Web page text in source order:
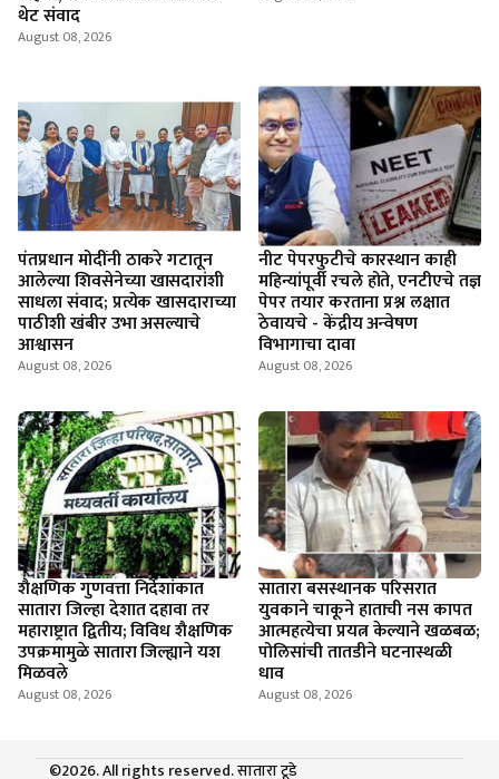
थेट संवाद
August 08, 2026
पंतप्रधान मोदींनी ठाकरे गटातून
आलेल्या शिवसेनेच्या खासदारांशी
साधला संवाद; प्रत्येक खासदाराच्या
पाठीशी खंबीर उभा असल्याचे
आश्वासन
August 08, 2026
नीट पेपरफुटीचे कारस्थान काही
महिन्यांपूर्वी रचले होते, एनटीएचे तज्ञ
पेपर तयार करताना प्रश्न लक्षात
ठेवायचे - केंद्रीय अन्वेषण
विभागाचा दावा
August 08, 2026
शैक्षणिक गुणवत्ता निर्देशांकात
सातारा जिल्हा देशात दहावा तर
महाराष्ट्रात द्वितीय; विविध शैक्षणिक
उपक्रमामुळे सातारा जिल्ह्याने यश
मिळवले
August 08, 2026
सातारा बसस्थानक परिसरात
युवकाने चाकूने हाताची नस कापत
आत्महत्येचा प्रयत्न केल्याने खळबळ;
पोलिसांची तातडीने घटनास्थळी
धाव
August 08, 2026
©2026. All rights reserved. सातारा टूडे